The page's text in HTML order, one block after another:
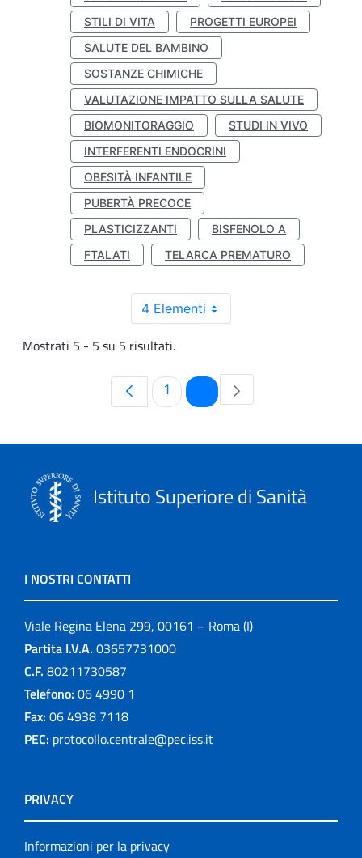
STILI DI VITA
PROGETTI EUROPEI
SALUTE DEL BAMBINO
SOSTANZE CHIMICHE
VALUTAZIONE IMPATTO SULLA SALUTE
BIOMONITORAGGIO
STUDI IN VIVO
INTERFERENTI ENDOCRINI
OBESITÀ INFANTILE
PUBERTÀ PRECOCE
PLASTICIZZANTI
BISFENOLO A
FTALATI
TELARCA PREMATURO
4 Elementi
Mostrati 5 - 5 su 5 risultati.
Pagina
1 Pagina
Istituto Superiore di Sanità
I NOSTRI CONTATTI
Viale Regina Elena 299, 00161 – Roma (I)
Partita I.V.A. 03657731000
C.F. 80211730587
Telefono: 06 4990 1
Fax: 06 4938 7118
PEC: protocollo.centrale@pec.iss.it
PRIVACY
Informazioni per la privacy